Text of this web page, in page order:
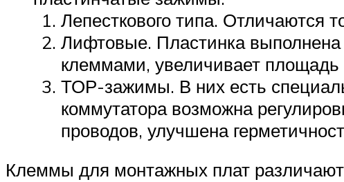
Лепесткового типа. Отличаются
Лифтовые. Пластинка
клеммами, увеличивает площадь
ТОР-зажимы. В них есть
коммутатора возможна
проводов, улучшена
Клеммы для монтажных плат